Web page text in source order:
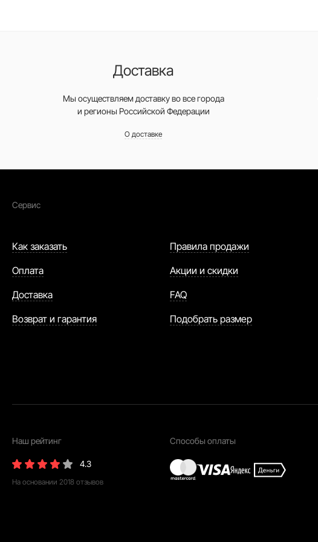
Доставка
Мы осуществляем доставку во все города
и регионы Российской Федерации
О доставке
Сервис
Как заказать
Оплата
Доставка
Возврат и гарантия
Правила продажи
Акции и скидки
FAQ
Подобрать размер
Наш рейтинг
4.3
На основании 2018 отзывов
Способы оплаты